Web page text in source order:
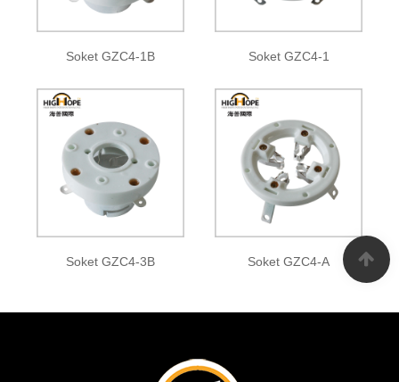
Soket GZC4-1B Soket GZC4-1
Soket GZC4-3B Soket GZC4-A